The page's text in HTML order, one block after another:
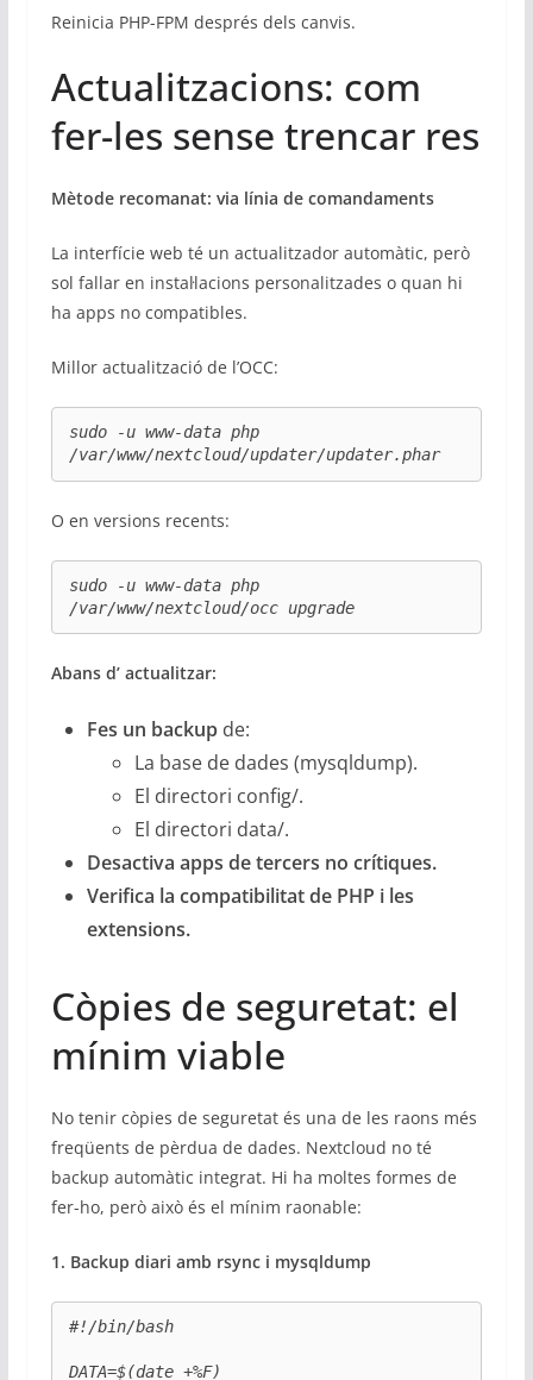
Reinicia PHP-FPM després dels canvis.
Actualitzacions: com
fer-les sense trencar res
Mètode recomanat: via línia de comandaments
La interfície web té un actualitzador automàtic, però
sol fallar en instal·lacions personalitzades o quan hi
ha apps no compatibles.
Millor actualització de l’OCC:
sudo -u www-data php
/var/www/nextcloud/updater/updater.phar
O en versions recents:
sudo -u www-data php
/var/www/nextcloud/occ upgrade
Abans d’ actualitzar:
Fes un backupde:
La base de dades (mysqldump).
El directori config/.
El directori data/.
Desactiva apps de tercers no crítiques.
Verifica la compatibilitat de PHP i les
extensions.
Còpies de seguretat: el
mínim viable
No tenir còpies de seguretat és una de les raons més
freqüents de pèrdua de dades. Nextcloud no té
backup automàtic integrat. Hi ha moltes formes de
fer-ho, però això és el mínim raonable:
1. Backup diari amb rsync i mysqldump
#!/bin/bash
DATA=$(date +%F)